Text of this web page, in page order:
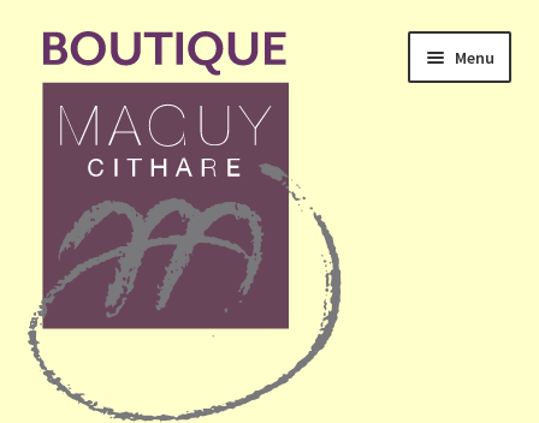
Aller
navigation
Aller
contenu
Menu